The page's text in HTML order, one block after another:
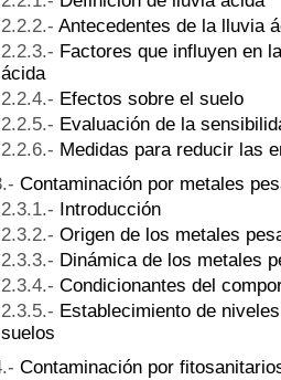
Antecedentes de la lluvia
Factores que influyen en
ácida
Efectos sobre el suelo
Evaluación de la
Medidas para reducir las
Contaminación por metales
Introducción
Origen de los metales
Dinámica de los metales
Condicionantes del
Establecimiento de
suelos
Contaminación por